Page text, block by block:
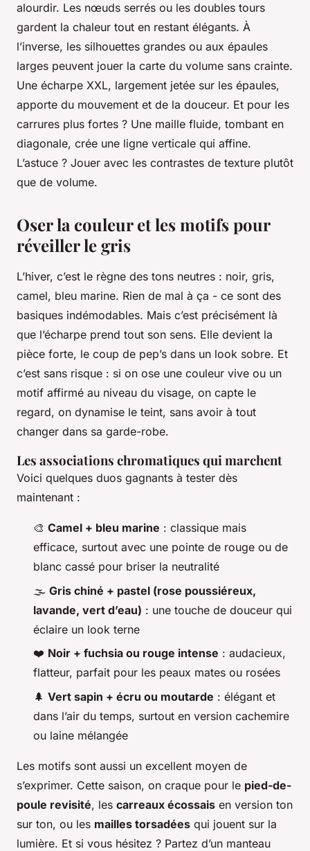
alourdir. Les nœuds serrés ou les doubles tours
gardent la chaleur tout en restant élégants. À
l’inverse, les silhouettes grandes ou aux épaules
larges peuvent jouer la carte du volume sans crainte.
Une écharpe XXL, largement jetée sur les épaules,
apporte du mouvement et de la douceur. Et pour les
carrures plus fortes ? Une maille fluide, tombant en
diagonale, crée une ligne verticale qui affine.
L’astuce ? Jouer avec les contrastes de texture plutôt
que de volume.
Oser la couleur et les motifs pour
réveiller le gris
L’hiver, c’est le règne des tons neutres : noir, gris,
camel, bleu marine. Rien de mal à ça - ce sont des
basiques indémodables. Mais c’est précisément là
que l’écharpe prend tout son sens. Elle devient la
pièce forte, le coup de pep’s dans un look sobre. Et
c’est sans risque : si on ose une couleur vive ou un
motif affirmé au niveau du visage, on capte le
regard, on dynamise le teint, sans avoir à tout
changer dans sa garde-robe.
Les associations chromatiques qui marchent
Voici quelques duos gagnants à tester dès
maintenant :
🎨 Camel + bleu marine : classique mais
efficace, surtout avec une pointe de rouge ou de
blanc cassé pour briser la neutralité
🌫️ Gris chiné + pastel (rose poussiéreux,
lavande, vert d’eau) : une touche de douceur qui
éclaire un look terne
❤️ Noir + fuchsia ou rouge intense : audacieux,
flatteur, parfait pour les peaux mates ou rosées
🌲 Vert sapin + écru ou moutarde : élégant et
dans l’air du temps, surtout en version cachemire
ou laine mélangée
Les motifs sont aussi un excellent moyen de
s’exprimer. Cette saison, on craque pour le pied-de-
poule revisité, les carreaux écossais en version ton
sur ton, ou les mailles torsadées qui jouent sur la
lumière. Et si vous hésitez ? Partez d’un manteau